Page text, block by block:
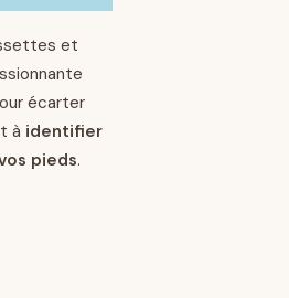
et
écarter
à identifier
pieds.